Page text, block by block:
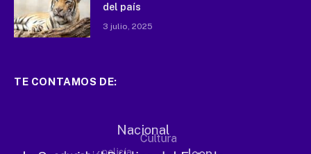
del país
3 julio, 2025
TE CONTAMOS DE: